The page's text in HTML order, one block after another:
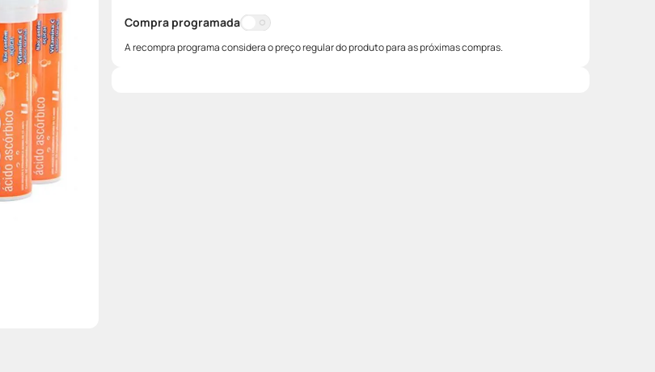
Compra programada
A recompra programa considera o preço regular do produto para as próximas compras.